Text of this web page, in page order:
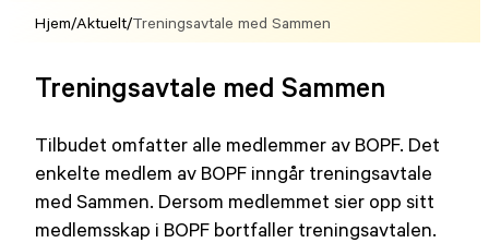
Hjem/Aktuelt/Treningsavtale med Sammen
Treningsavtale med Sammen
Tilbudet omfatter alle medlemmer av BOPF. Det
enkelte medlem av BOPF inngår treningsavtale
med Sammen. Dersom medlemmet sier opp sitt
medlemsskap i BOPF bortfaller treningsavtalen.